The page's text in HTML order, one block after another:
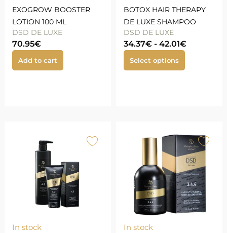
EXOGROW BOOSTER
LOTION 100 ML
DSD DE LUXE
70.95€
Add to cart
BOTOX HAIR THERAPY
DE LUXE SHAMPOO
DSD DE LUXE
34.37€ - 42.01€
Select options
In stock In stock